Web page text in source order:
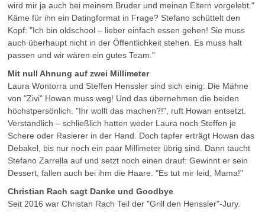
wird mir ja auch bei meinem Bruder und meinen Eltern vorgelebt."
Käme für ihn ein Datingformat in Frage? Stefano schüttelt den
Kopf: "Ich bin oldschool – lieber einfach essen gehen! Sie muss
auch überhaupt nicht in der Öffentlichkeit stehen. Es muss halt
passen und wir wären ein gutes Team."
Mit null Ahnung auf zwei Millimeter
Laura Wontorra und Steffen Henssler sind sich einig: Die Mähne
von "Zivi" Howan muss weg! Und das übernehmen die beiden
höchstpersönlich. "Ihr wollt das machen?!", ruft Howan entsetzt.
Verständlich – schließlich hatten weder Laura noch Steffen je
Schere oder Rasierer in der Hand. Doch tapfer erträgt Howan das
Debakel, bis nur noch ein paar Millimeter übrig sind. Dann taucht
Stefano Zarrella auf und setzt noch einen drauf: Gewinnt er sein
Dessert, fallen auch bei ihm die Haare. "Es tut mir leid, Mama!"
Christian Rach sagt Danke und Goodbye
Seit 2016 war Christan Rach Teil der "Grill den Henssler"-Jury.